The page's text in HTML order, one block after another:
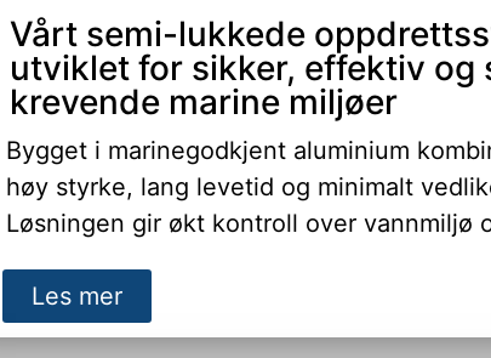
Vårt semi-lukkede
utviklet for sikker, effektiv og
krevende marine miljøer
Bygget i marinegodkjent aluminium
høy styrke, lang levetid og minimalt
Løsningen gir økt kontroll over vannmiljø
Les mer